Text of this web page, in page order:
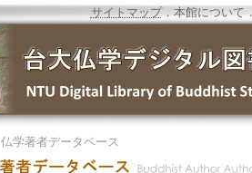
サイトマップ．本館について
仏学著者データベース